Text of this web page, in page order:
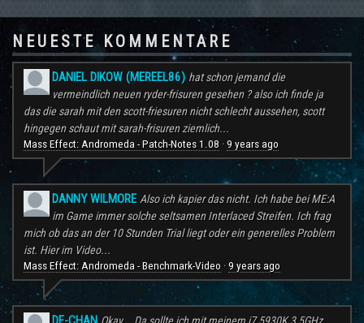
NEUESTE KOMMENTARE
DANIEL DIKOW (MEREEL86) hat schon jemand die
vermeindlich neuen ryder-frisuren gesehen ? also ich finde ja
das die sarah mit den scott-friesuren nicht schlecht aussehen, scott
hingegen schaut mit sarah-frisuren ziemlich...
Mass Effect: Andromeda - Patch-Notes 1.08 · 9 years ago
DANNY WILMORE Also ich kapier das nicht. Ich habe bei ME:A
im Game immer solche seltsamen Interlaced Streifen. Ich frag
mich ob das an der 10 Stunden Trial liegt oder ein generelles Problem
ist. Hier im Video...
Mass Effect: Andromeda - Benchmark-Video · 9 years ago
Okay... Da sollte ich mit meinem i7 5930K 3,5GHz ...